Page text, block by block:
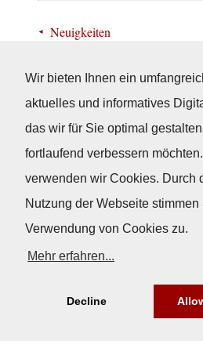
Wir bieten Ihnen ein
aktuelles und informatives
das wir für Sie optimal
fortlaufend verbessern
verwenden wir Cookies. Durch
Nutzung der Webseite stimmen
Verwendung von Cookies zu.
Mehr erfahren...
Decline
Neuigkeiten